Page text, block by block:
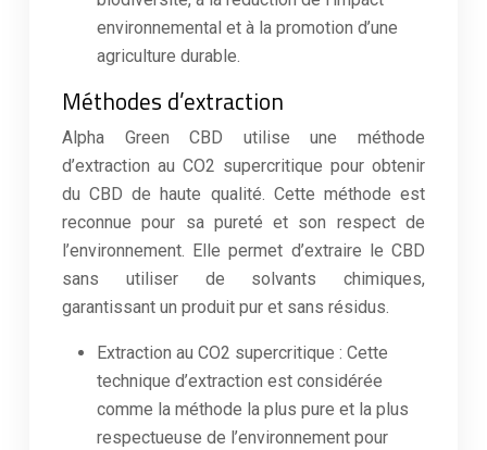
environnemental et à la promotion d’une
agriculture durable.
Méthodes d’extraction
Alpha Green CBD utilise une méthode
d’extraction au CO2 supercritique pour obtenir
du CBD de haute qualité. Cette méthode est
reconnue pour sa pureté et son respect de
l’environnement. Elle permet d’extraire le CBD
sans utiliser de solvants chimiques,
garantissant un produit pur et sans résidus.
Extraction au CO2 supercritique : Cette
technique d’extraction est considérée
comme la méthode la plus pure et la plus
respectueuse de l’environnement pour